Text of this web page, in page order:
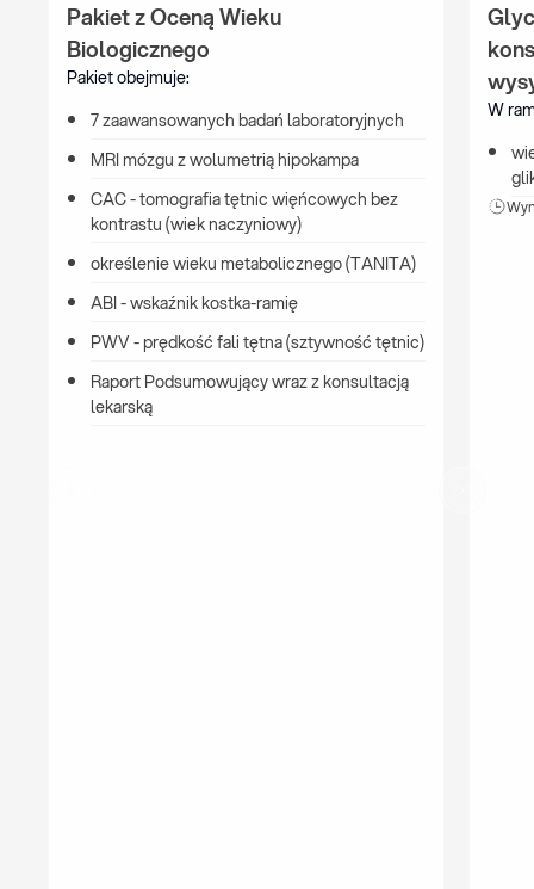
Pakiet z Oceną Wieku
Biologicznego
Pakiet obejmuje:
7 zaawansowanych badań laboratoryjnych
MRI mózgu z wolumetrią hipokampa
CAC - tomografia tętnic więńcowych bez
kontrastu (wiek naczyniowy)
określenie wieku metabolicznego (TANITA)
ABI - wskaźnik kostka-ramię
PWV - prędkość fali tętna (sztywność tętnic)
Raport Podsumowujący wraz z konsultacją
lekarską
W